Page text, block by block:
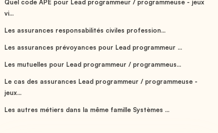
Quel code APE pour Lead programmeur / programmeuse - jeux
vi...
Les assurances responsabilités civiles profession...
Les assurances prévoyances pour Lead programmeur ...
Les mutuelles pour Lead programmeur / programmeus...
Le cas des assurances Lead programmeur / programmeuse -
jeux...
Les autres métiers dans la même famille Systèmes ...